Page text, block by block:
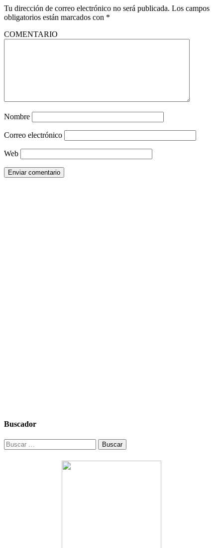
Tu dirección de correo electrónico no será publicada. Los campos
obligatorios están marcados con *
COMENTARIO
Nombre
Correo electrónico
Web
Buscador
Buscar: